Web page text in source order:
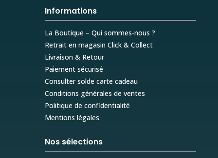
Informations
La Boutique – Qui sommes-nous ?
Retrait en magasin Click & Collect
Livraison & Retour
Paiement sécurisé
Consulter solde carte cadeau
Conditions générales de ventes
Politique de confidentialité
Mentions légales
Nos sélections